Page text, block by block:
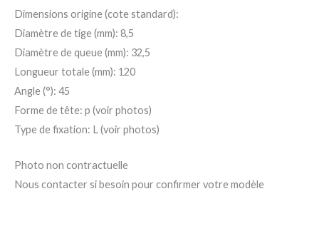
Dimensions origine (cote standard):
Diamètre de tige (mm): 8,5
Diamètre de queue (mm): 32,5
Longueur totale (mm): 120
Angle (°): 45
Forme de tête: p (voir photos)
Type de fixation: L (voir photos)
Photo non contractuelle
Nous contacter si besoin pour confirmer votre modèle